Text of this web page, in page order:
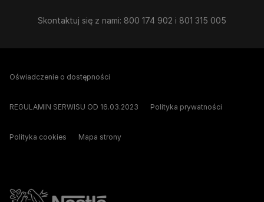
Skontaktuj się z nami: 800 174 902 i 801 315 005
Oświadczenie o dostępności
REGULAMIN SERWISU OD 16.03.2023 Polityka prywatności
Polityka cookies Mapa strony